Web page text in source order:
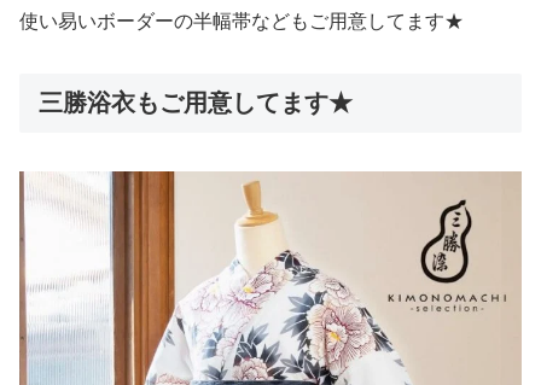
使い易いボーダーの半幅帯などもご用意してます★
三勝浴衣もご用意してます★